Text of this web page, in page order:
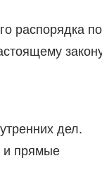
распорядка по
дел.
и прямые